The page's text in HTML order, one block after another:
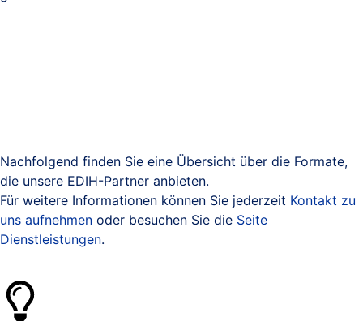
Nachfolgend finden Sie eine Übersicht über die Formate,
die unsere EDIH-Partner anbieten.
Für weitere Informationen können Sie jederzeit Kontakt zu
uns aufnehmen oder besuchen Sie die Seite
Dienstleistungen.